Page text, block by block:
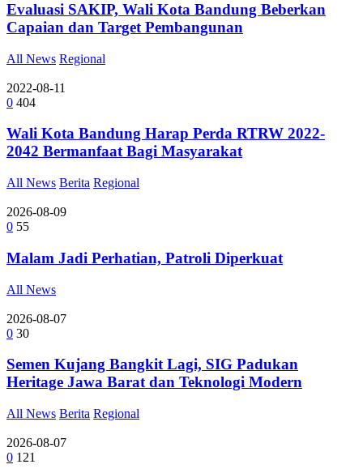
Evaluasi SAKIP, Wali Kota Bandung Beberkan
Capaian dan Target Pembangunan
All News Regional
2022-08-11
0 404
Wali Kota Bandung Harap Perda RTRW 2022-
2042 Bermanfaat Bagi Masyarakat
All News Berita Regional
2026-08-09
0 55
Malam Jadi Perhatian, Patroli Diperkuat
All News
2026-08-07
0 30
Semen Kujang Bangkit Lagi, SIG Padukan
Heritage Jawa Barat dan Teknologi Modern
All News Berita Regional
2026-08-07
0 121